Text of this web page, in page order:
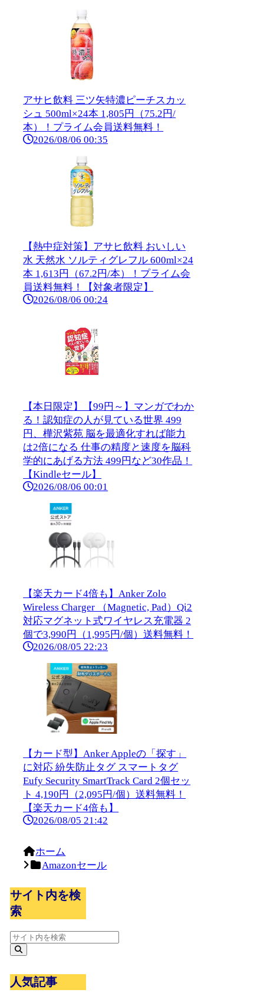
アサヒ飲料 三ツ矢特濃ピーチスカッ
シュ 500ml×24本 1,805円（75.2円/
本）！プライム会員送料無料！
2026/08/06 00:35
【熱中症対策】アサヒ飲料 おいしい
水 天然水 ソルティグレフル 600ml×24
本 1,613円（67.2円/本）！プライム会
員送料無料！【対象者限定】
2026/08/06 00:24
【本日限定】【99円～】マンガでわか
る！認知症の人が見ている世界 499
円、樺沢紫苑 脳を最適化すれば能力
は2倍になる 仕事の精度と速度を脳科
学的にあげる方法 499円など30作品！
【Kindleセール】
2026/08/06 00:01
【楽天カード4倍も】Anker Zolo
Wireless Charger （Magnetic, Pad）Qi2
対応マグネット式ワイヤレス充電器 2
個で3,990円（1,995円/個）送料無料！
2026/08/05 22:23
【カード型】Anker Appleの「探す」
に対応 紛失防止タグ スマートタグ
Eufy Security SmartTrack Card 2個セッ
ト 4,190円（2,095円/個）送料無料！
【楽天カード4倍も】
2026/08/05 21:42
ホーム
Amazonセール
サイト内を検
索
人気記事